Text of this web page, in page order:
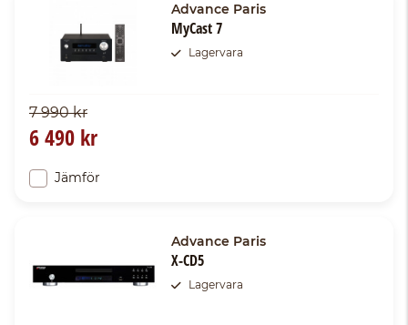
Advance Paris
MyCast 7
Lagervara
7 990 kr
6 490 kr
Jämför
Advance Paris
X-CD5
Lagervara